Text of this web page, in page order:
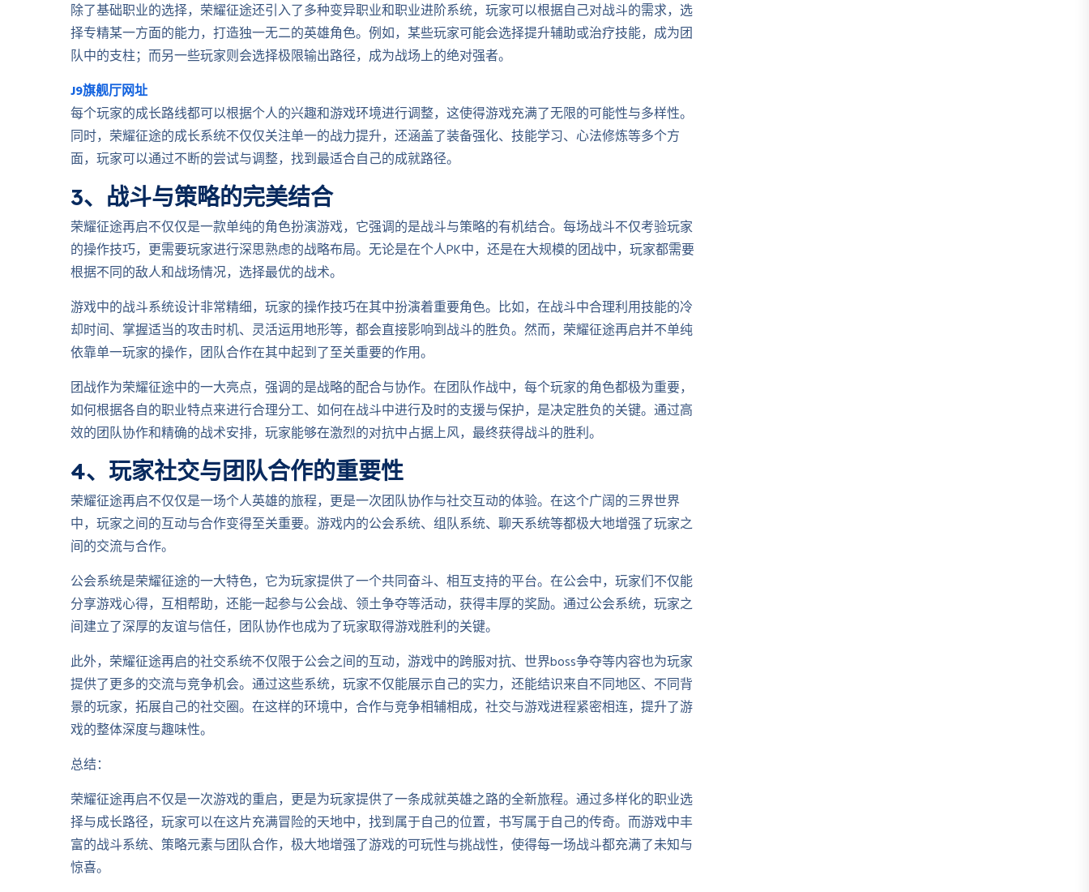
除了基础职业的选择，荣耀征途还引入了多种变异职业和职业进阶系统，玩家可以根据自己对战斗的需求，选
择专精某一方面的能力，打造独一无二的英雄角色。例如，某些玩家可能会选择提升辅助或治疗技能，成为团
队中的支柱；而另一些玩家则会选择极限输出路径，成为战场上的绝对强者。
J9旗舰厅网址
每个玩家的成长路线都可以根据个人的兴趣和游戏环境进行调整，这使得游戏充满了无限的可能性与多样性。
同时，荣耀征途的成长系统不仅仅关注单一的战力提升，还涵盖了装备强化、技能学习、心法修炼等多个方
面，玩家可以通过不断的尝试与调整，找到最适合自己的成就路径。
3、战斗与策略的完美结合
荣耀征途再启不仅仅是一款单纯的角色扮演游戏，它强调的是战斗与策略的有机结合。每场战斗不仅考验玩家
的操作技巧，更需要玩家进行深思熟虑的战略布局。无论是在个人PK中，还是在大规模的团战中，玩家都需要
根据不同的敌人和战场情况，选择最优的战术。
游戏中的战斗系统设计非常精细，玩家的操作技巧在其中扮演着重要角色。比如，在战斗中合理利用技能的冷
却时间、掌握适当的攻击时机、灵活运用地形等，都会直接影响到战斗的胜负。然而，荣耀征途再启并不单纯
依靠单一玩家的操作，团队合作在其中起到了至关重要的作用。
团战作为荣耀征途中的一大亮点，强调的是战略的配合与协作。在团队作战中，每个玩家的角色都极为重要，
如何根据各自的职业特点来进行合理分工、如何在战斗中进行及时的支援与保护，是决定胜负的关键。通过高
效的团队协作和精确的战术安排，玩家能够在激烈的对抗中占据上风，最终获得战斗的胜利。
4、玩家社交与团队合作的重要性
荣耀征途再启不仅仅是一场个人英雄的旅程，更是一次团队协作与社交互动的体验。在这个广阔的三界世界
中，玩家之间的互动与合作变得至关重要。游戏内的公会系统、组队系统、聊天系统等都极大地增强了玩家之
间的交流与合作。
公会系统是荣耀征途的一大特色，它为玩家提供了一个共同奋斗、相互支持的平台。在公会中，玩家们不仅能
分享游戏心得，互相帮助，还能一起参与公会战、领土争夺等活动，获得丰厚的奖励。通过公会系统，玩家之
间建立了深厚的友谊与信任，团队协作也成为了玩家取得游戏胜利的关键。
此外，荣耀征途再启的社交系统不仅限于公会之间的互动，游戏中的跨服对抗、世界boss争夺等内容也为玩家
提供了更多的交流与竞争机会。通过这些系统，玩家不仅能展示自己的实力，还能结识来自不同地区、不同背
景的玩家，拓展自己的社交圈。在这样的环境中，合作与竞争相辅相成，社交与游戏进程紧密相连，提升了游
戏的整体深度与趣味性。
总结：
荣耀征途再启不仅是一次游戏的重启，更是为玩家提供了一条成就英雄之路的全新旅程。通过多样化的职业选
择与成长路径，玩家可以在这片充满冒险的天地中，找到属于自己的位置，书写属于自己的传奇。而游戏中丰
富的战斗系统、策略元素与团队合作，极大地增强了游戏的可玩性与挑战性，使得每一场战斗都充满了未知与
惊喜。